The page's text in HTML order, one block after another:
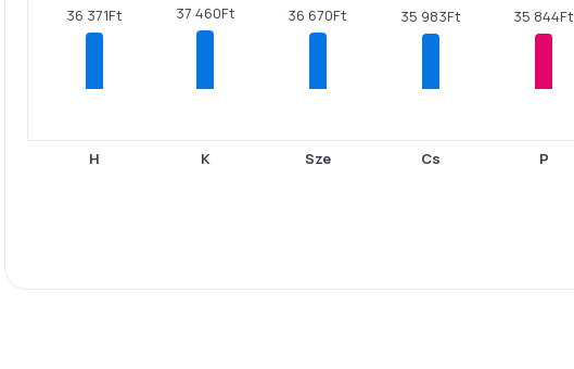
36 371Ft
H
37 460Ft
K
36 670Ft
Sze
35 983Ft
Cs
35 844Ft
P